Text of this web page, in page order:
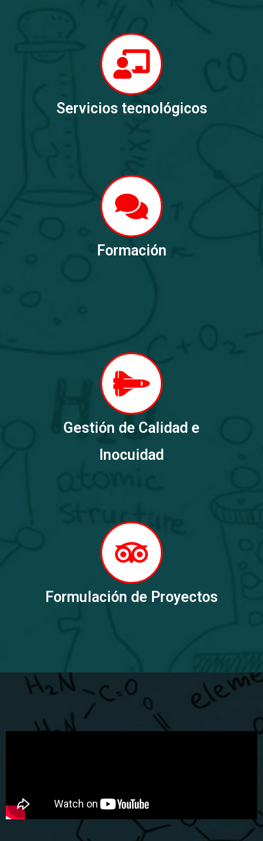
Servicios tecnológicos
Formación
Gestión de Calidad e
Inocuidad
Formulación de Proyectos